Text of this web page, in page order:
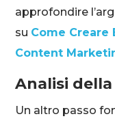
approfondire
su Come Creare
Content
Analisi
Un altro passo